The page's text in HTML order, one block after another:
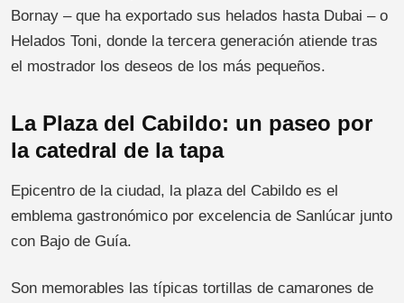
Bornay – que ha exportado sus helados hasta Dubai – o
Helados Toni, donde la tercera generación atiende tras
el mostrador los deseos de los más pequeños.
La Plaza del Cabildo: un paseo por
la catedral de la tapa
Epicentro de la ciudad, la plaza del Cabildo es el
emblema gastronómico por excelencia de Sanlúcar junto
con Bajo de Guía.
Son memorables las típicas tortillas de camarones de